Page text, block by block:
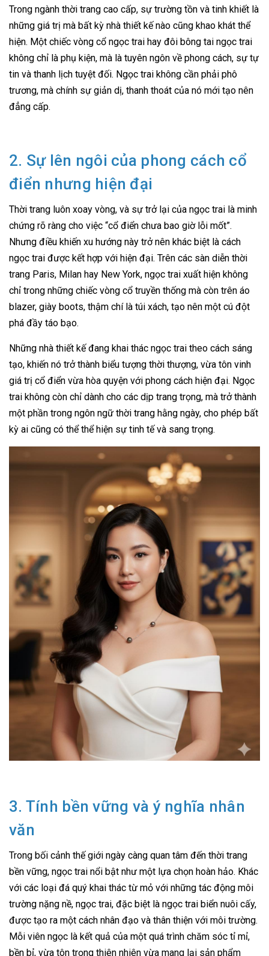
Trong ngành thời trang cao cấp, sự trường tồn và tinh khiết là
những giá trị mà bất kỳ nhà thiết kế nào cũng khao khát thể
hiện. Một chiếc vòng cổ ngọc trai hay đôi bông tai ngọc trai
không chỉ là phụ kiện, mà là tuyên ngôn về phong cách, sự tự
tin và thanh lịch tuyệt đối. Ngọc trai không cần phải phô
trương, mà chính sự giản dị, thanh thoát của nó mới tạo nên
đẳng cấp.
2. Sự lên ngôi của phong cách cổ
điển nhưng hiện đại
Thời trang luôn xoay vòng, và sự trở lại của ngọc trai là minh
chứng rõ ràng cho việc “cổ điển chưa bao giờ lỗi mốt”.
Nhưng điều khiến xu hướng này trở nên khác biệt là cách
ngọc trai được kết hợp với hiện đại. Trên các sàn diễn thời
trang Paris, Milan hay New York, ngọc trai xuất hiện không
chỉ trong những chiếc vòng cổ truyền thống mà còn trên áo
blazer, giày boots, thậm chí là túi xách, tạo nên một cú đột
phá đầy táo bạo.
Những nhà thiết kế đang khai thác ngọc trai theo cách sáng
tạo, khiến nó trở thành biểu tượng thời thượng, vừa tôn vinh
giá trị cổ điển vừa hòa quyện với phong cách hiện đại. Ngọc
trai không còn chỉ dành cho các dịp trang trọng, mà trở thành
một phần trong ngôn ngữ thời trang hằng ngày, cho phép bất
kỳ ai cũng có thể thể hiện sự tinh tế và sang trọng.
3. Tính bền vững và ý nghĩa nhân
văn
Trong bối cảnh thế giới ngày càng quan tâm đến thời trang
bền vững, ngọc trai nổi bật như một lựa chọn hoàn hảo. Khác
với các loại đá quý khai thác từ mỏ với những tác động môi
trường nặng nề, ngọc trai, đặc biệt là ngọc trai biển nuôi cấy,
được tạo ra một cách nhân đạo và thân thiện với môi trường.
Mỗi viên ngọc là kết quả của một quá trình chăm sóc tỉ mỉ,
bền bỉ, vừa tôn trọng thiên nhiên vừa mang lại sản phẩm